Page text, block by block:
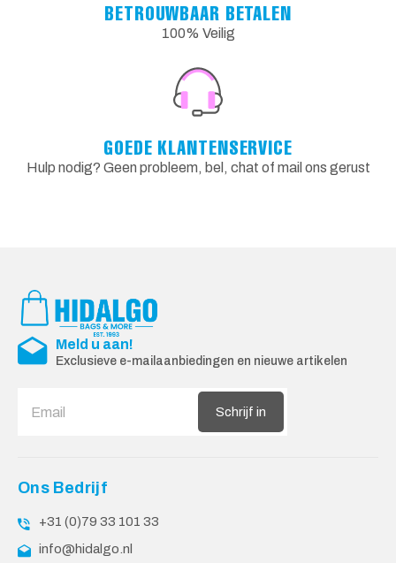
BETROUWBAAR BETALEN
100% Veilig
GOEDE KLANTENSERVICE
Hulp nodig? Geen probleem, bel, chat of mail ons gerust
Meld u aan!
Exclusieve e-mailaanbiedingen en nieuwe artikelen
Schrijf in
Ons Bedrijf
+31 (0)79 33 101 33
info@hidalgo.nl